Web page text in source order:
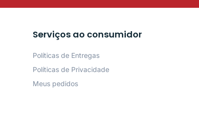
Serviços ao consumidor
Políticas de Entregas
Políticas de Privacidade
Meus pedidos